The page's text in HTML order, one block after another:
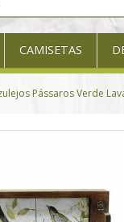
CAMISETAS
Pássaros Verde